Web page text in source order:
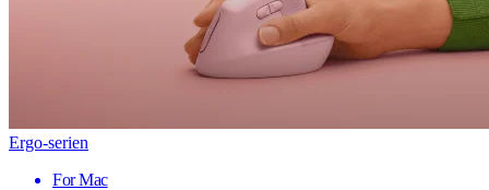
Ergo-serien
For Mac